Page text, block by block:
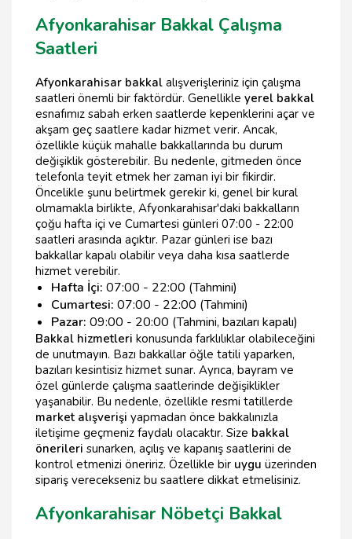
Afyonkarahisar Bakkal Çalışma
Saatleri
Afyonkarahisar bakkal alışverişleriniz için çalışma
saatleri önemli bir faktördür. Genellikle yerel bakkal
esnafımız sabah erken saatlerde kepenklerini açar ve
akşam geç saatlere kadar hizmet verir. Ancak,
özellikle küçük mahalle bakkallarında bu durum
değişiklik gösterebilir. Bu nedenle, gitmeden önce
telefonla teyit etmek her zaman iyi bir fikirdir.
Öncelikle şunu belirtmek gerekir ki, genel bir kural
olmamakla birlikte, Afyonkarahisar'daki bakkalların
çoğu hafta içi ve Cumartesi günleri 07:00 - 22:00
saatleri arasında açıktır. Pazar günleri ise bazı
bakkallar kapalı olabilir veya daha kısa saatlerde
hizmet verebilir.
Hafta İçi: 07:00 - 22:00 (Tahmini)
Cumartesi: 07:00 - 22:00 (Tahmini)
Pazar: 09:00 - 20:00 (Tahmini, bazıları kapalı)
Bakkal hizmetleri konusunda farklılıklar olabileceğini
de unutmayın. Bazı bakkallar öğle tatili yaparken,
bazıları kesintisiz hizmet sunar. Ayrıca, bayram ve
özel günlerde çalışma saatlerinde değişiklikler
yaşanabilir. Bu nedenle, özellikle resmi tatillerde
market alışverişi yapmadan önce bakkalınızla
iletişime geçmeniz faydalı olacaktır. Size bakkal
önerileri sunarken, açılış ve kapanış saatlerini de
kontrol etmenizi öneririz. Özellikle bir uygu üzerinden
sipariş verecekseniz bu saatlere dikkat etmelisiniz.
Afyonkarahisar Nöbetçi Bakkal